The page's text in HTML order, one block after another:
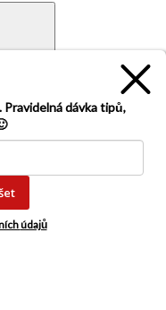
Pravidelná dávka tipů,
údajů